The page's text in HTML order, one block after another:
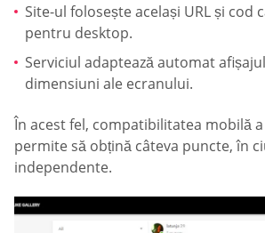
Site-ul folosește același URL și cod
pentru desktop.
Serviciul adaptează automat
dimensiuni ale ecranului.
În acest fel, compatibilitatea mobilă
permite să obțină câteva puncte, în
independente.